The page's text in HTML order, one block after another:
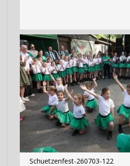
Schuetzenfest-260703-122